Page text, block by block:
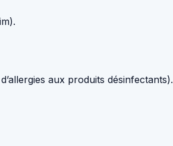
aux produits désinfectants).